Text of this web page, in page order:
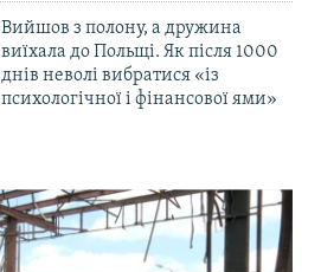
Вийшов з полону, а дружина
виїхала до Польщі. Як після 1000
днів неволі вибратися «із
психологічної і фінансової ями»